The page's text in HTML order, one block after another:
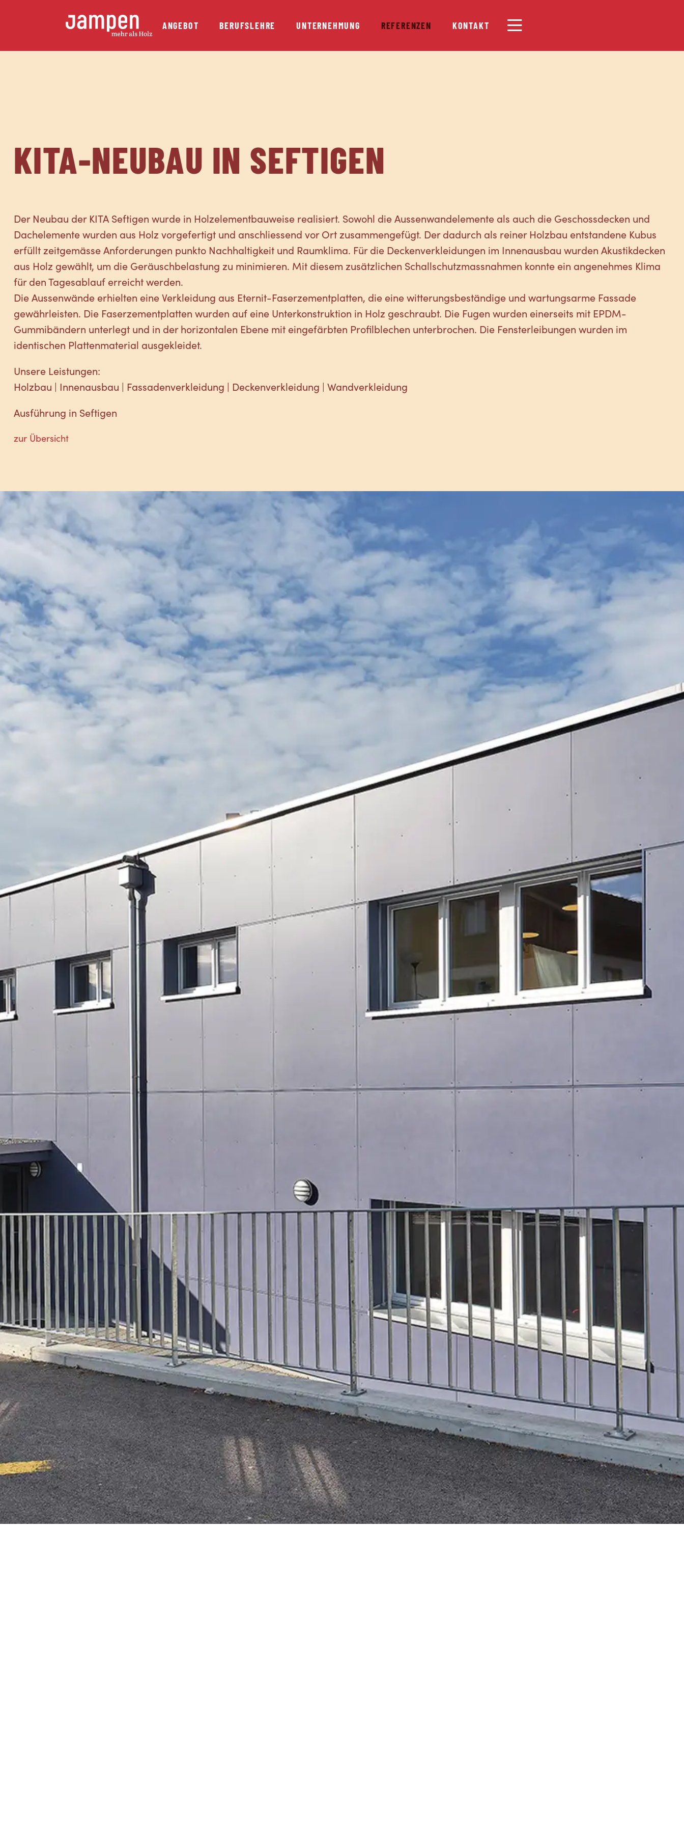
ANGEBOT BERUFSLEHRE UNTERNEHMUNG REFERENZEN KONTAKT
KITA-NEUBAU IN SEFTIGEN
Der Neubau der KITA Seftigen wurde in Holzelementbauweise realisiert. Sowohl die Aussenwandelemente als auch die Geschossdecken und
Dachelemente wurden aus Holz vorgefertigt und anschliessend vor Ort zusammengefügt. Der dadurch als reiner Holzbau entstandene Kubus
erfüllt zeitgemässe Anforderungen punkto Nachhaltigkeit und Raumklima. Für die Deckenverkleidungen im Innenausbau wurden Akustikdecken
aus Holz gewählt, um die Geräuschbelastung zu minimieren. Mit diesem zusätzlichen Schallschutzmassnahmen konnte ein angenehmes Klima
für den Tagesablauf erreicht werden.
Die Aussenwände erhielten eine Verkleidung aus Eternit-Faserzementplatten, die eine witterungsbeständige und wartungsarme Fassade
gewährleisten. Die Faserzementplatten wurden auf eine Unterkonstruktion in Holz geschraubt. Die Fugen wurden einerseits mit EPDM-
Gummibändern unterlegt und in der horizontalen Ebene mit eingefärbten Profilblechen unterbrochen. Die Fensterleibungen wurden im
identischen Plattenmaterial ausgekleidet.
Unsere Leistungen:
Holzbau | Innenausbau | Fassadenverkleidung | Deckenverkleidung | Wandverkleidung
Ausführung in Seftigen
zur Übersicht